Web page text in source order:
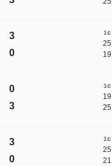
3
0
1с
25
19
0
3
1с
19
25
3
0
1с
25
21